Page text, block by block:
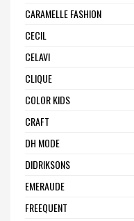
CARAMELLE FASHION
CECIL
CELAVI
CLIQUE
COLOR KIDS
CRAFT
DH MODE
DIDRIKSONS
EMERAUDE
FREEQUENT